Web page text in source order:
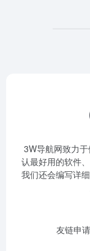
3W导航网致力
认最好用的软件
我们还会编写详
友链申请